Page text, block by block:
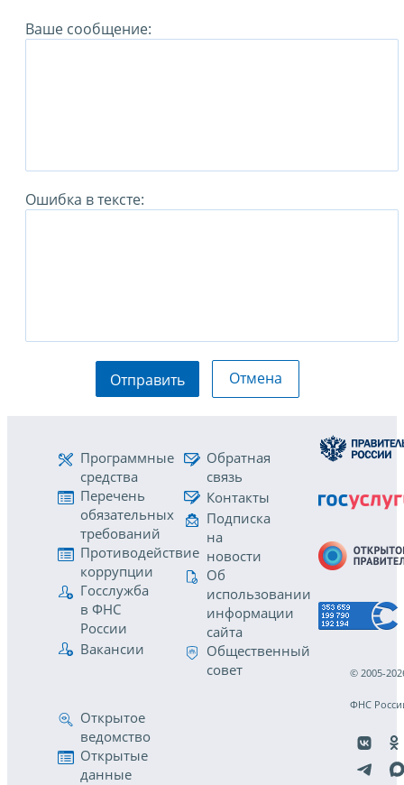
Ваше сообщение:
Ошибка в тексте:
Отправить Отмена
Программные
средства
Перечень
обязательных
требований
Противодействие
коррупции
Госслужба
в ФНС
России
Вакансии
Обратная
связь
Контакты
Подписка
на
новости
Об
использовании
информации
сайта
Общественный
совет
Открытое
ведомство
Открытые
данные
© 2005-
ФНС